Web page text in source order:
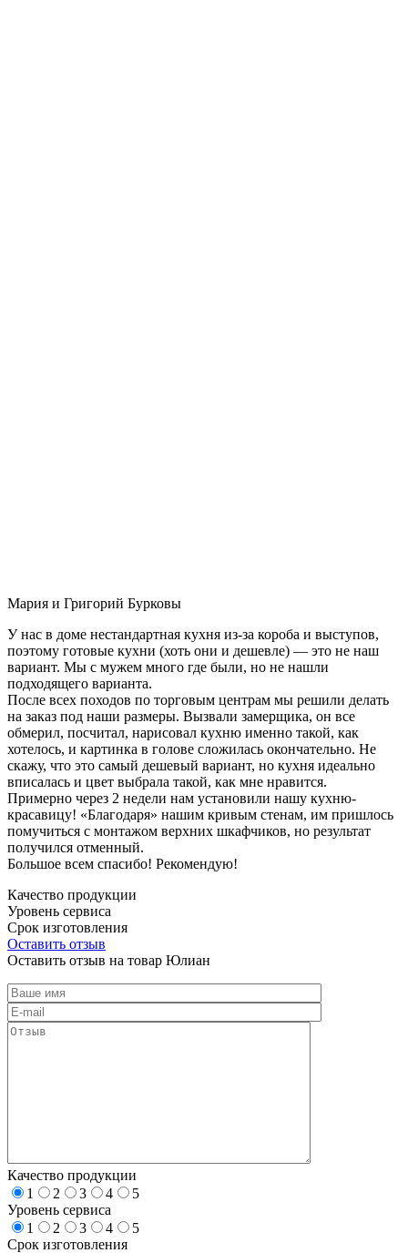
Мария и Григорий Бурковы
У нас в доме нестандартная кухня из-за короба и выступов,
поэтому готовые кухни (хоть они и дешевле) — это не наш
вариант. Мы с мужем много где были, но не нашли
подходящего варианта.
После всех походов по торговым центрам мы решили делать
на заказ под наши размеры. Вызвали замерщика, он все
обмерил, посчитал, нарисовал кухню именно такой, как
хотелось, и картинка в голове сложилась окончательно. Не
скажу, что это самый дешевый вариант, но кухня идеально
вписалась и цвет выбрала такой, как мне нравится.
Примерно через 2 недели нам установили нашу кухню-
красавицу! «Благодаря» нашим кривым стенам, им пришлось
помучиться с монтажом верхних шкафчиков, но результат
получился отменный.
Большое всем спасибо! Рекомендую!
Качество продукции
Уровень сервиса
Срок изготовления
Оставить отзыв
Оставить отзыв на товар Юлиан
Качество продукции
1
2 3 4
5
Уровень сервиса
1
2 3 4
5
Срок изготовления